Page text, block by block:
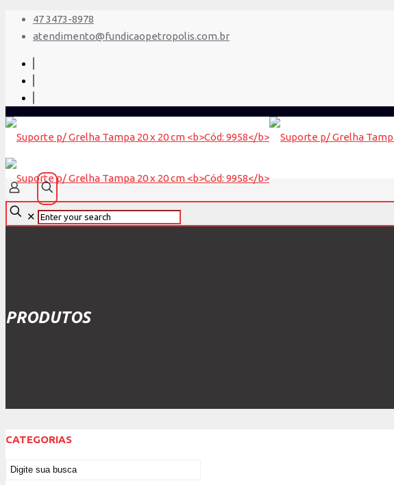
47 3473-8978
atendimento@fundicaopetropolis.com.br
✕
PRODUTOS
CATEGORIAS